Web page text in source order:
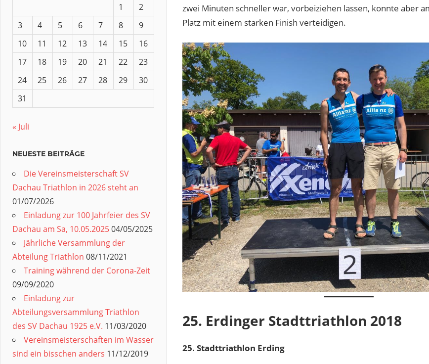
zwei Minuten schneller war, vorbeiziehen lassen, konnte aber
Platz mit einem starken Finish verteidigen.
25. Erdinger Stadttriathlon 2018
25. Stadttriathlon Erding
1
2
3
4 5 6 7 8
9
10
11 12 13 14 15
16
17
18 19 20 21 22
23
24
25 26 27 28 29
30
31
« Juli
NEUESTE BEITRÄGE
Die Vereinsmeisterschaft SV
Dachau Triathlon in 2026 steht an
01/07/2026
Einladung zur 100 Jahrfeier des SV
Dachau am Sa, 10.05.202504/05/2025
Jährliche Versammlung der
Abteilung Triathlon 08/11/2021
Training während der Corona-Zeit
09/09/2020
Einladung zur
Abteilungsversammlung Triathlon
des SV Dachau 1925 e.V. 11/03/2020
Vereinsmeisterschaften im Wasser
sind ein bisschen anders 11/12/2019